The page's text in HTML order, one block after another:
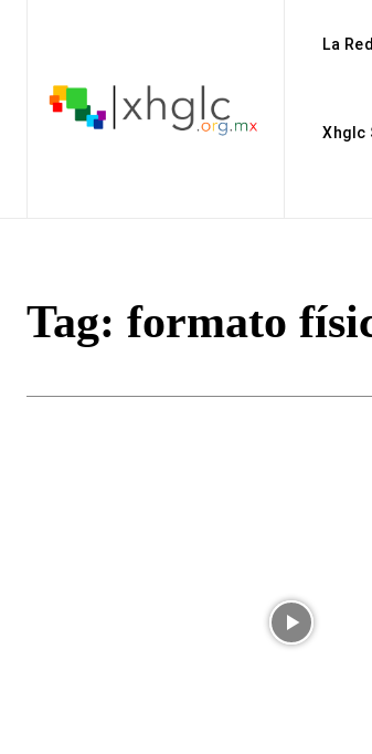
La
Xhglc
Tag: formato